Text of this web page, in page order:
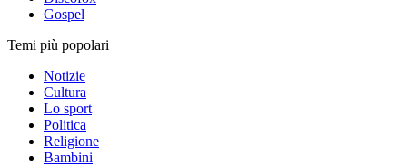
Gospel
Temi più popolari
Notizie
Cultura
Lo sport
Politica
Religione
Bambini